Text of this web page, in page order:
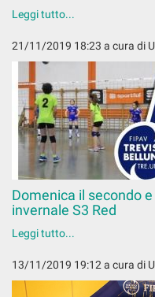
Leggi tutto...
21/11/2019 18:23 a cura di
Domenica il secondo
invernale S3 Red
Leggi tutto...
13/11/2019 19:12 a cura di